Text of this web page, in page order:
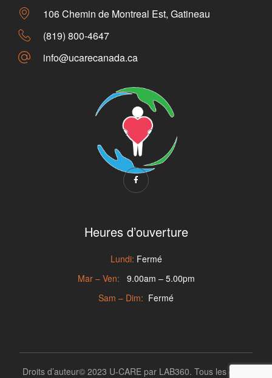
106 Chemin de Montreal Est, Gatineau
(819) 800-4647
info@ucarecanada.ca
Heures d’ouverture
Lundi: Fermé
Mar – Ven: 9.00am – 5.00pm
Sam – Dim: Fermé
Droits d’auteur© 2023 U-CARE par LAB360. Tous les droits